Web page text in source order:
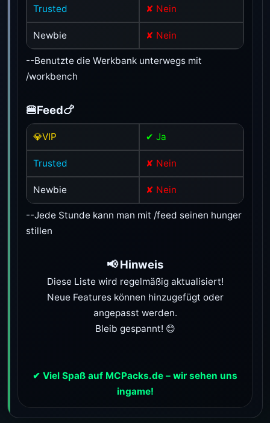
Trusted ✘ Nein
Newbie ✘ Nein
--Benutzte die Werkbank unterwegs mit
/workbench
🍔Feed🍗
💎VIP ✔ Ja
Trusted ✘ Nein
Newbie ✘ Nein
--Jede Stunde kann man mit /feed seinen hunger
stillen
📢 Hinweis
Diese Liste wird regelmäßig aktualisiert!
Neue Features können hinzugefügt oder
angepasst werden.
Bleib gespannt! 😊
✔ Viel Spaß auf MCPacks.de – wir sehen uns
ingame!